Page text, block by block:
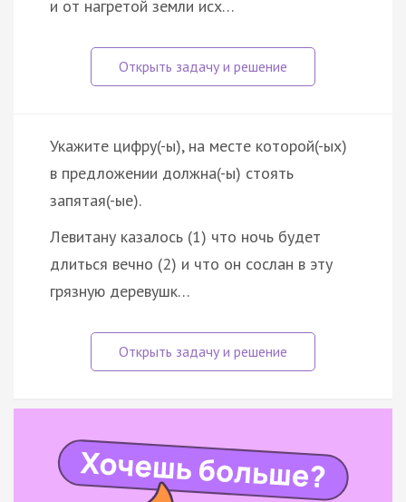
и от нагретой земли исх…
Укажите цифру(-ы), на месте которой(-ых)
в предложении должна(-ы) стоять
запятая(-ые).
Левитану казалось (1) что ночь будет
длиться вечно (2) и что он сослан в эту
грязную деревушк…